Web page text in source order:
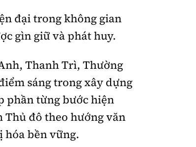
đại trong không gian
gìn giữ và phát huy.
Thanh Trì, Thường
sáng trong xây dựng
phần từng bước hiện
đô theo hướng văn
bền vững.